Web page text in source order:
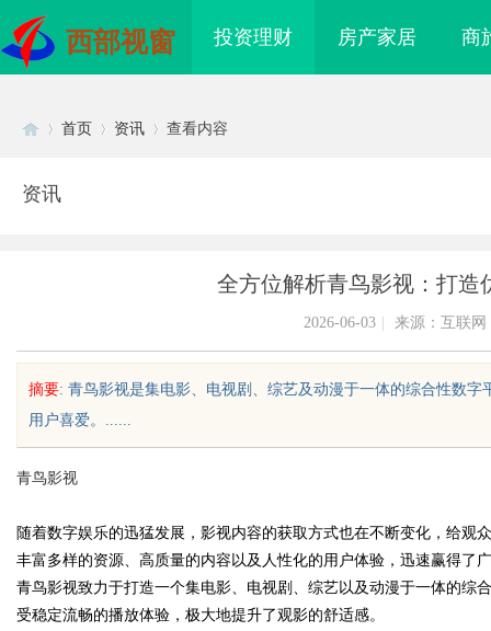
西部视窗 投资理财 房产家居 商
首页 资讯 查看内容
资讯
全方位解析青鸟影视：打造
2026-06-03 来源：互联网
摘要: 青鸟影视是集电影、电视剧、综艺及动漫于一体的综合性数
用户喜爱。......
青鸟影视
随着数字娱乐的迅猛发展，影视内容的获取方式也在不断变化，给观
丰富多样的资源、高质量的内容以及人性化的用户体验，迅速赢得了
青鸟影视致力于打造一个集电影、电视剧、综艺以及动漫于一体的综
受稳定流畅的播放体验，极大地提升了观影的舒适感。
视娱乐新时代的先
花钱，ai却天天给他免费派单？